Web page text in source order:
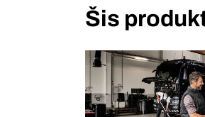
Šis